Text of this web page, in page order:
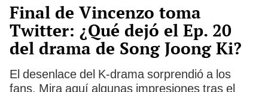
Final de Vincenzo toma
Twitter: ¿Qué dejó el Ep. 20
del drama de Song Joong Ki?
El desenlace del K-drama sorprendió a los
fans. Mira aquí algunas impresiones tras el